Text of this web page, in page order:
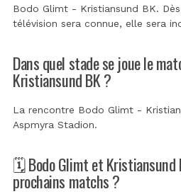
Bodo Glimt - Kristiansund BK. Dès
télévision sera connue, elle sera
Dans quel stade se joue le
Kristiansund BK ?
La rencontre Bodo Glimt -
Aspmyra Stadion.
🗓️ Bodo Glimt et Kristiansund
prochains matchs ?